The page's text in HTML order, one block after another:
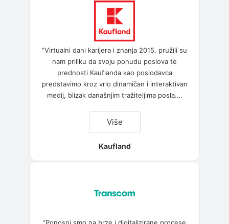
“Virtualni dani karijera i znanja 2015. pružili su
nam priliku da svoju ponudu poslova te
prednosti Kauflanda kao poslodavca
predstavimo kroz vrlo dinamičan i interaktivan
medij, blizak današnjim tražiteljima posla.…
Više“Kaufland”
Kaufland